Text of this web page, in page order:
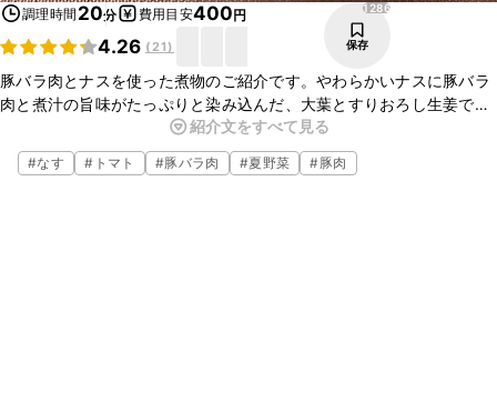
調理時間 20分 費用目安400円
4.26 (21)
1286
保存
豚バラ肉とナスを使った煮物のご紹介です。やわらかいナスに豚バラ
肉と煮汁の旨味がたっぷりと染み込んだ、大葉とすりおろし生姜で
さっぱりといただける一品です。簡単にできるので今夜のおかずにい
かがでしょうか。ぜひ、作ってみてくださいね。
紹介文をすべて見る
#なす # トマト #豚バラ肉 #夏野菜 #豚肉